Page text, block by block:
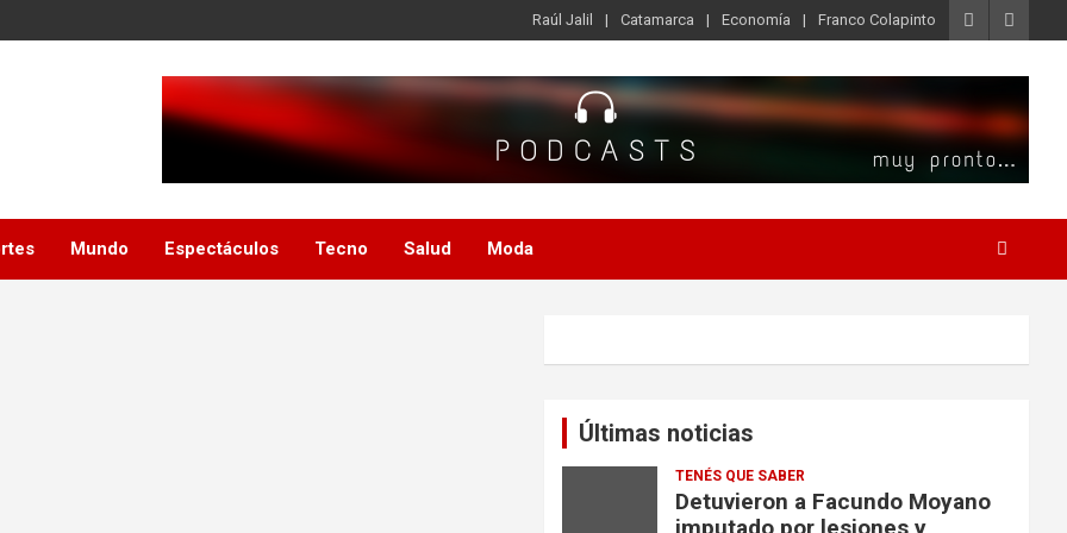
Raúl Jalil Catamarca Economía Franco Colapinto
Mundo Espectáculos Tecno Salud Moda
Últimas noticias
TENÉS QUE SABER
Detuvieron a Facundo Moyano